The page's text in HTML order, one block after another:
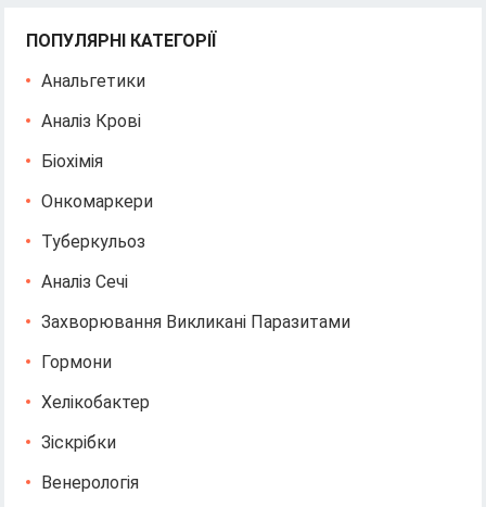
ПОПУЛЯРНІ КАТЕГОРІЇ
Анальгетики
Аналіз Крові
Біохімія
Онкомаркери
Туберкульоз
Аналіз Сечі
Захворювання Викликані Паразитами
Гормони
Хелікобактер
Зіскрібки
Венерологія